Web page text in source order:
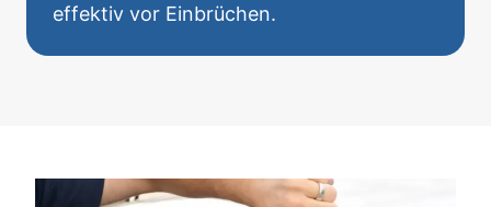
effektiv vor Einbrüchen.